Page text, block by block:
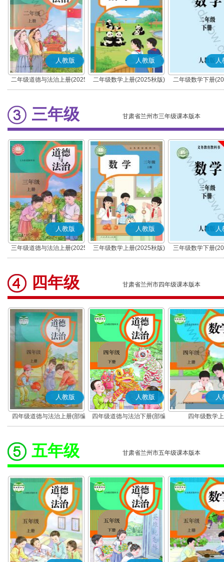
人教版
二年级道德与法治上册(2025
秋版)(部编版)
人教版
二年级数学上册(2025秋版)
人
二年级数学下册
三年级 甘肃省兰州市三年级课本版本
人教版
三年级道德与法治上册(2025
秋版)(部编版)
人教版
三年级数学上册(2025秋版)
人
三年级数学下册
四年级 甘肃省兰州市四年级课本版本
人教版
四年级道德与法治上册(部编
版)
人教版
四年级道德与法治下册(部编
版)
人
四年级数学
五年级 甘肃省兰州市五年级课本版本